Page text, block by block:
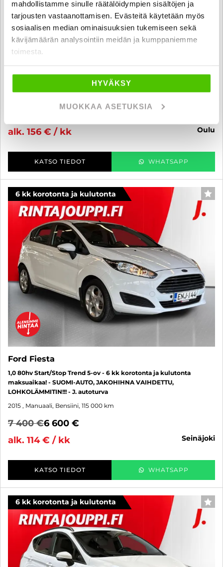
mahdollistamme sinulle räätälöidympien sisältöjen ja
tarjousten vastaanottamisen. Evästeitä käytetään myös
sosiaalisen median ominaisuuksien tukemiseen sekä
kävijämäärän analysointiin meidän ja kumppaniemme
toimesta.
HYVÄKSY
MUOKKAA ASETUKSIA
Ford Fiesta
maksuaikaa! - Hieno ST! / Suomi-Auto / RECARO / Jakohihna tehty
7/2026 / Cruise / Lohkolämmitin / 2x Renkaat /
alk. 156 € / kk
oulu
KATSO TIEDOT WHATSAPP
6 kk korotonta ja kulutonta
Ford Fiesta
1,0 80hv Start/Stop Trend 5-ov - 6 kk korotonta ja kulutonta
maksuaikaa! - SUOMI-AUTO, JAKOHIHNA VAIHDETTU,
LOHKOLÄMMITIN!!! - J. autoturva
2015 , Manuaali, Bensiini, 115 000 km
7 400 €6 600 €
alk. 114 € / kk
seinäjoki
KATSO TIEDOT WHATSAPP
6 kk korotonta ja kulutonta